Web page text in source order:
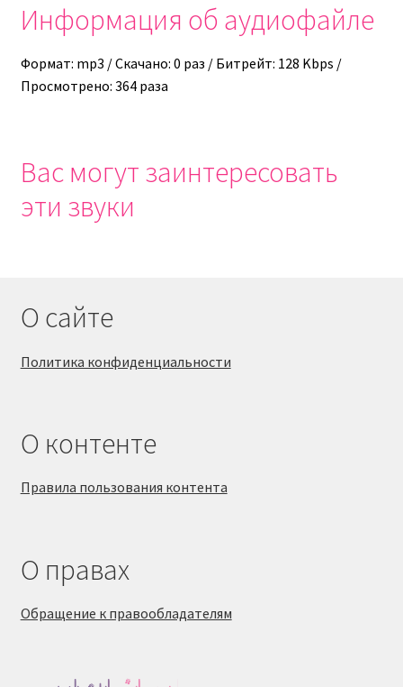
Информация об аудиофайле
Формат: mp3 / Скачано: 0 раз / Битрейт: 128 Kbps /
Просмотрено: 364 раза
Вас могут заинтересовать
эти звуки
О сайте
Политика конфиденциальности
О контенте
Правила пользования контента
О правах
Обращение к правообладателям